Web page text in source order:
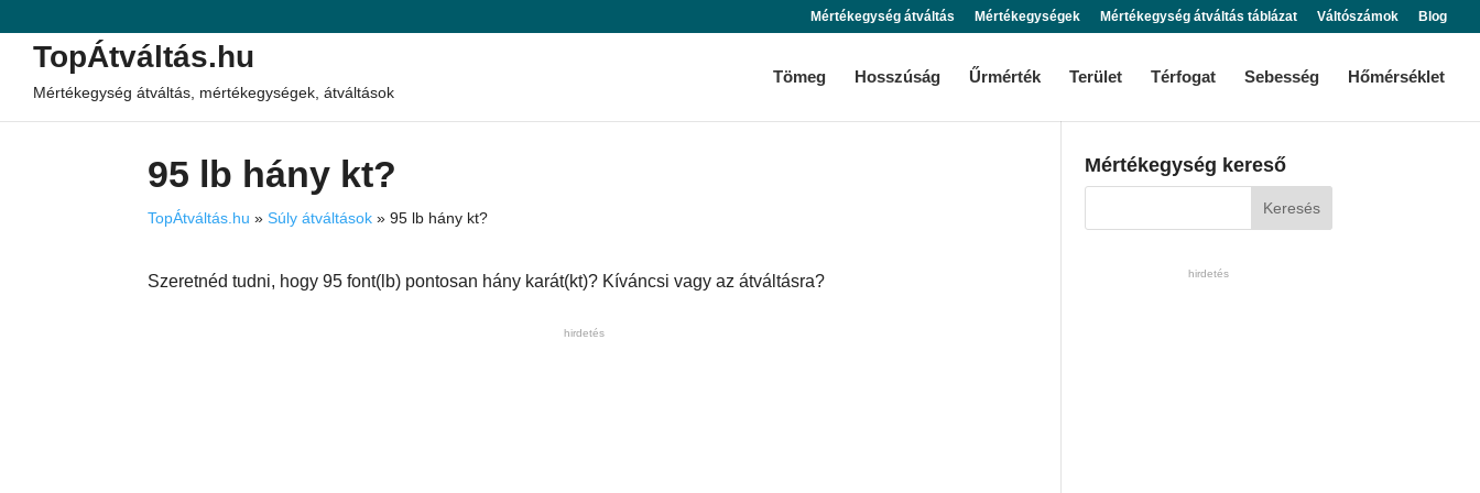
Mértékegység átváltás Mértékegységek Mértékegység átváltás táblázat Váltószámok Blog
TopÁtváltás.hu
Mértékegység átváltás, mértékegységek, átváltások
Tömeg Hosszúság Űrmérték Terület Térfogat Sebesség Hőmérséklet
95 lb hány kt?
TopÁtváltás.hu »Súly átváltások »95 lb hány kt?
Szeretnéd tudni, hogy 95 font(lb) pontosan hány karát(kt)? Kíváncsi vagy az átváltásra?
hirdetés
Mértékegység kereső
hirdetés